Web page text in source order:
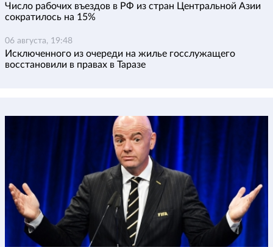
Число рабочих въездов в РФ из стран Центральной Азии
сократилось на 15%
06 августа, 19:48
Исключенного из очереди на жилье госслужащего
восстановили в правах в Таразе